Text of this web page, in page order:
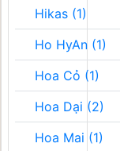
Hikas (1)
Ho HyAn (1)
Hoa Cỏ (1)
Hoa Dại (2)
Hoa Mai (1)